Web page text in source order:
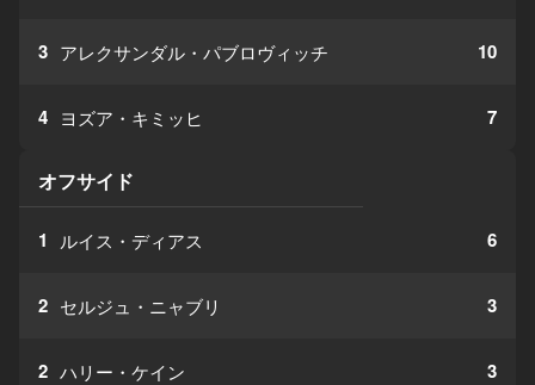
3 アレクサンダル・パブロヴィッチ 10
4 ヨズア・キミッヒ 7
オフサイド
1 ルイス・ディアス 6
2 セルジュ・ニャブリ 3
2 ハリー・ケイン 3